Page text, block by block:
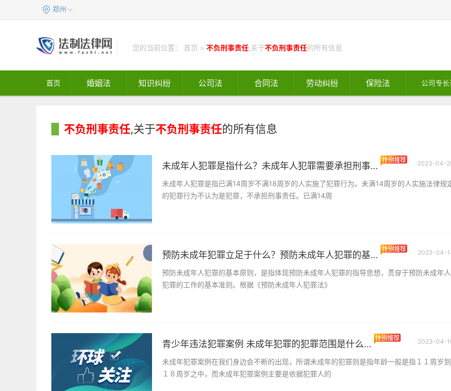
郑州
您的当前位置： 首页 > 不负刑事责任 ,关于不负刑事责任的所有信息
首页 婚姻法 知识纠纷 公司法 合同法 劳动纠纷 保险法 公司专
不负刑事责任,关于不负刑事责任的所有信息
未成年人犯罪是指什么？未成年人犯罪需要承担刑事... 2023-04-
未成年人犯罪是指已满14周岁不满18周岁的人实施了犯罪行为。未满14周岁的人实施法律规
的犯罪行为不认为是犯罪，不承担刑事责任。已满14周
预防未成年犯罪立足于什么？预防未成年人犯罪的基... 2023-04-
预防未成年人犯罪的基本原则，是指体现预防未成年人犯罪的指导思想，贯穿于预防未成年人
犯罪的工作的基本准则。根据《预防未成年人犯罪法》
青少年违法犯罪案例 未成年犯罪的犯罪范围是什么... 2023-04-
未成年犯罪案例在我们身边会不断的出现，所谓未成年的犯罪则是指年龄一般是指１１周岁到
１８周岁之中，而未成年犯罪案例主要是依据犯罪人的
上怎么办？
年限要看本来的...
银行贷款利率高不高